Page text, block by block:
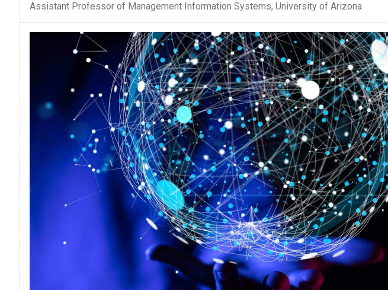
Assistant Professor of Management Information Systems, University of Arizona